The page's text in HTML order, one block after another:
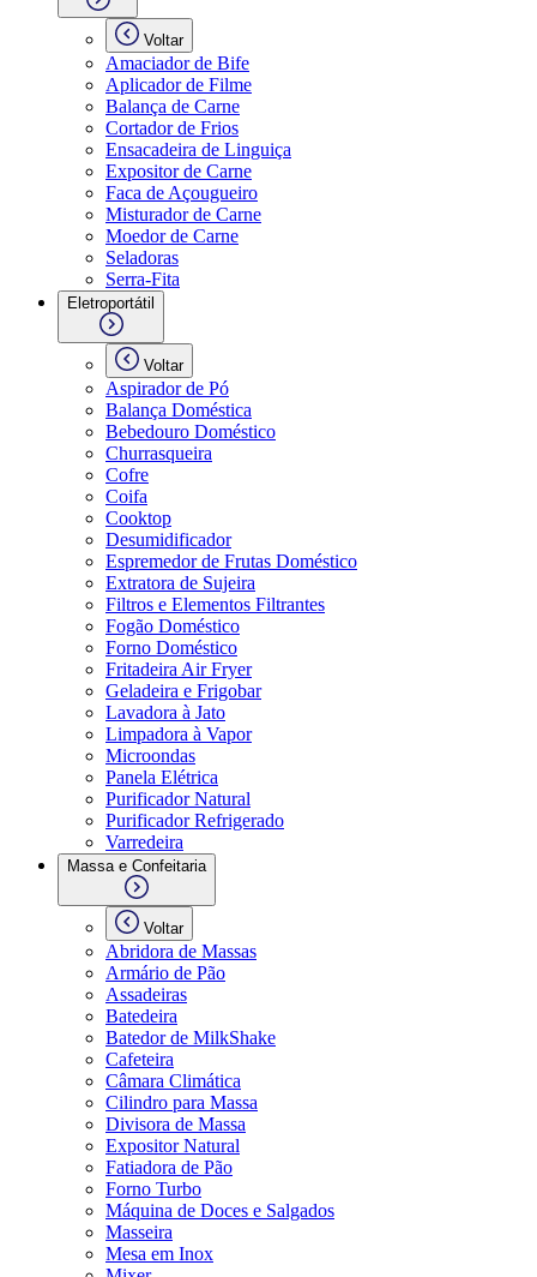
Voltar
Amaciador de Bife
Aplicador de Filme
Balança de Carne
Cortador de Frios
Ensacadeira de Linguiça
Expositor de Carne
Faca de Açougueiro
Misturador de Carne
Moedor de Carne
Seladoras
Serra-Fita
Eletroportátil
Voltar
Aspirador de Pó
Balança Doméstica
Bebedouro Doméstico
Churrasqueira
Cofre
Coifa
Cooktop
Desumidificador
Espremedor de Frutas Doméstico
Extratora de Sujeira
Filtros e Elementos Filtrantes
Fogão Doméstico
Forno Doméstico
Fritadeira Air Fryer
Geladeira e Frigobar
Lavadora à Jato
Limpadora à Vapor
Microondas
Panela Elétrica
Purificador Natural
Purificador Refrigerado
Varredeira
Massa e Confeitaria
Voltar
Abridora de Massas
Armário de Pão
Assadeiras
Batedeira
Batedor de MilkShake
Cafeteira
Câmara Climática
Cilindro para Massa
Divisora de Massa
Expositor Natural
Fatiadora de Pão
Forno Turbo
Máquina de Doces e Salgados
Masseira
Mesa em Inox